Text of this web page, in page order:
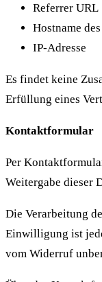
Referrer URL
Hostname
IP-Adresse
Es findet keine
Erfüllung eines
Kontaktformular
Per
Weitergabe dieser
Die Verarbeitung
Einwilligung ist
vom Widerruf